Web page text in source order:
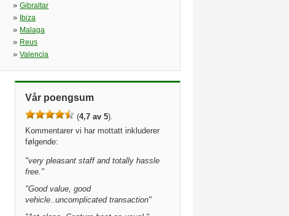
»Gibraltar
» Ibiza
» Malaga
» Reus
»Valencia
Vår poengsum
(4,7 av 5).
Kommentarer vi har mottatt inkluderer
følgende:
"very pleasant staff and totally hassle
free. "
"Good value, good
vehicle..uncomplicated transaction"